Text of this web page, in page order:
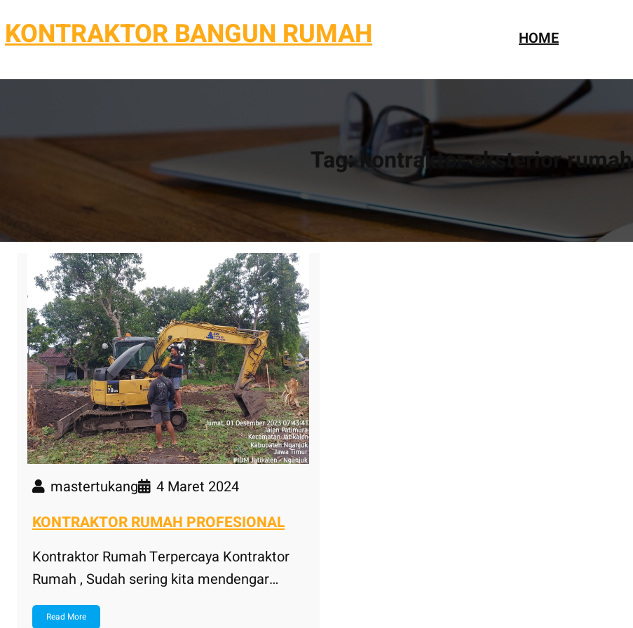
ke
KONTRAKTOR BANGUN RUMAH HOME
Tag:kontraktor eksterior rumah
mastertukang 4 Maret 2024
KONTRAKTOR RUMAH PROFESIONAL
Kontraktor Rumah Terpercaya Kontraktor
Rumah , Sudah sering kita mendengar…
Read More